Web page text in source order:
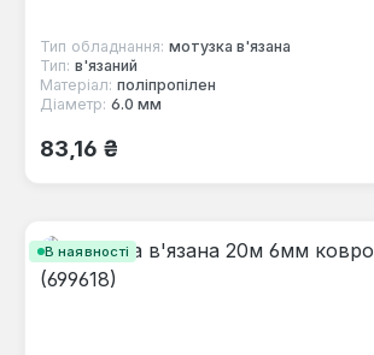
Тип обладнання: мотузка в'язана
Тип: в'язаний
Матеріал: поліпропілен
Діаметр: 6.0 мм
Звичайна ціна:
83,16 ₴
В наявності